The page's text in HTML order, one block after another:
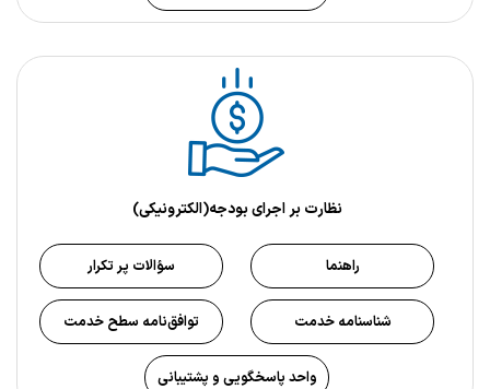
نظارت بر اجرای بودجه(الکترونیکی)
راهنما سؤالات پر تکرار
شناسنامه خدمت توافق‌نامه سطح خدمت
واحد پاسخگویی و پشتیبانی